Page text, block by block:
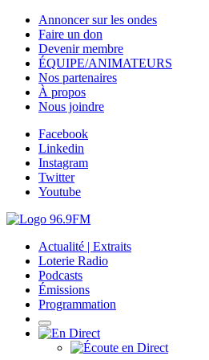
Annoncer sur les ondes
Faire un don
Devenir membre
ÉQUIPE/ANIMATEURS
Nos partenaires
À propos
Nous joindre
Facebook
Linkedin
Instagram
Twitter
Youtube
Actualité | Extraits
Loterie Radio
Podcasts
Émissions
Programmation